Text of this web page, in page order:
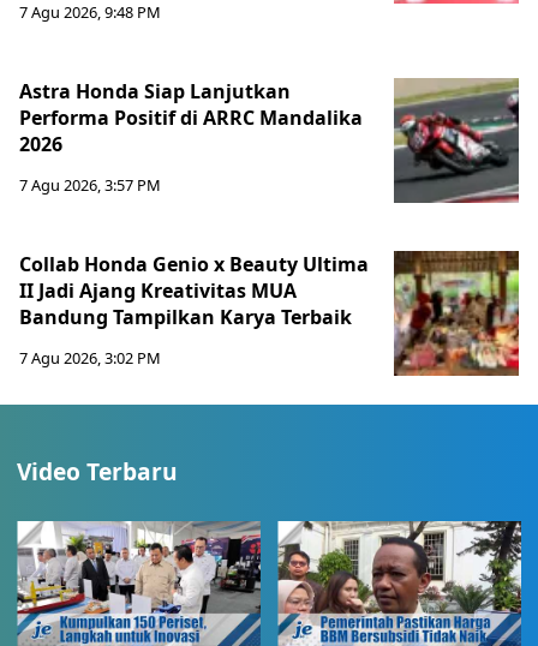
7 Agu 2026, 9:48 PM
Astra Honda Siap Lanjutkan
Performa Positif di ARRC Mandalika
2026
7 Agu 2026, 3:57 PM
Collab Honda Genio x Beauty Ultima
II Jadi Ajang Kreativitas MUA
Bandung Tampilkan Karya Terbaik
7 Agu 2026, 3:02 PM
Video Terbaru